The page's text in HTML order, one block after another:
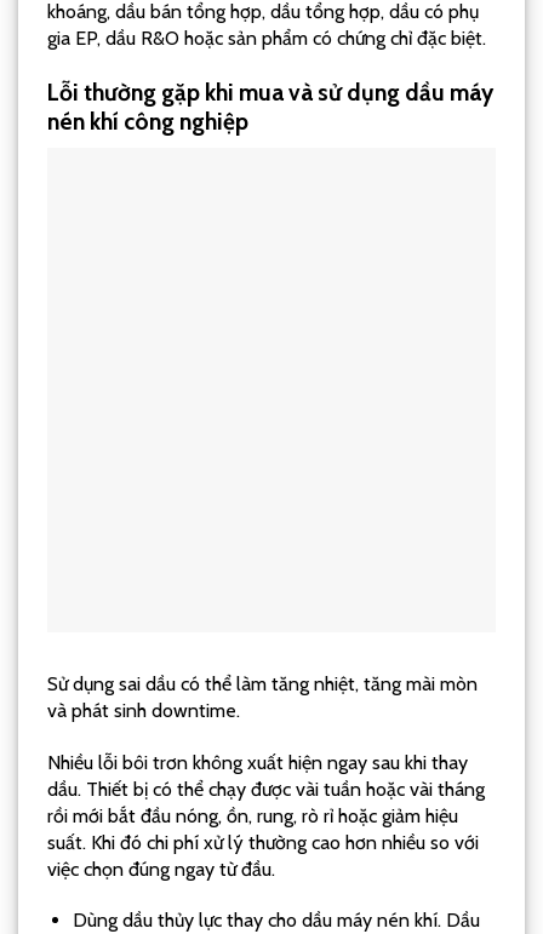
khoáng, dầu bán tổng hợp, dầu tổng hợp, dầu có phụ
gia EP, dầu R&O hoặc sản phẩm có chứng chỉ đặc biệt.
Lỗi thường gặp khi mua và sử dụng dầu máy
nén khí công nghiệp
Sử dụng sai dầu có thể làm tăng nhiệt, tăng mài mòn
và phát sinh downtime.
Nhiều lỗi bôi trơn không xuất hiện ngay sau khi thay
dầu. Thiết bị có thể chạy được vài tuần hoặc vài tháng
rồi mới bắt đầu nóng, ồn, rung, rò rỉ hoặc giảm hiệu
suất. Khi đó chi phí xử lý thường cao hơn nhiều so với
việc chọn đúng ngay từ đầu.
Dùng dầu thủy lực thay cho dầu máy nén khí. Dầu